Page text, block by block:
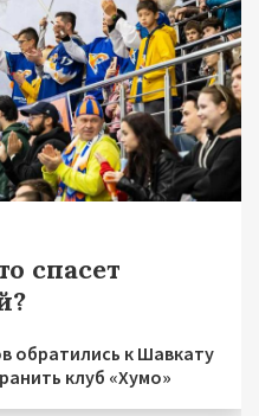
спасет
обратились к Шавкату
клуб «Хумо»